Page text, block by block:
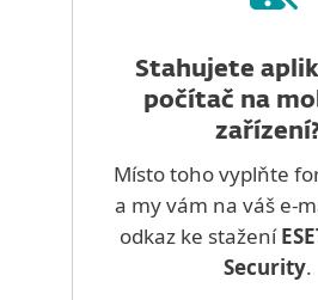
Stahujete
počítač na
Místo toho vyplňte
a my vám na váš e-
odkaz ke stažení
Security.